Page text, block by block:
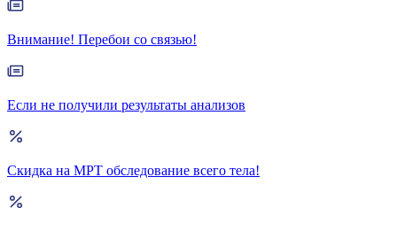
Внимание! Перебои со связью!
Если не получили результаты анализов
Скидка на МРТ обследование всего тела!